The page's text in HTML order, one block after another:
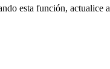
esta función, actualice a